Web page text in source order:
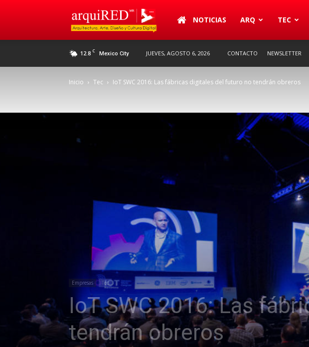
arquiREDNOTICIAS ARQ TEC
12.8 C Mexico City JUEVES, AGOSTO 6, 2026 CONTACTO NEWSLETTER
Inicio Tec IoT SWC 2016: Las fábricas digitales del futuro no tendrán obreros
Empresas Tec
IoT SWC 2016: Las
tendrán obreros